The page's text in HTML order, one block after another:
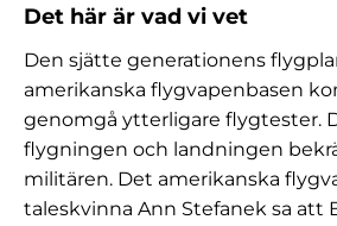
Det här är vad vi vet
Den sjätte generationens
amerikanska flygvapenbasen
genomgå ytterligare flygtester.
flygningen och landningen
militären. Det amerikanska
taleskvinna Ann Stefanek sa att